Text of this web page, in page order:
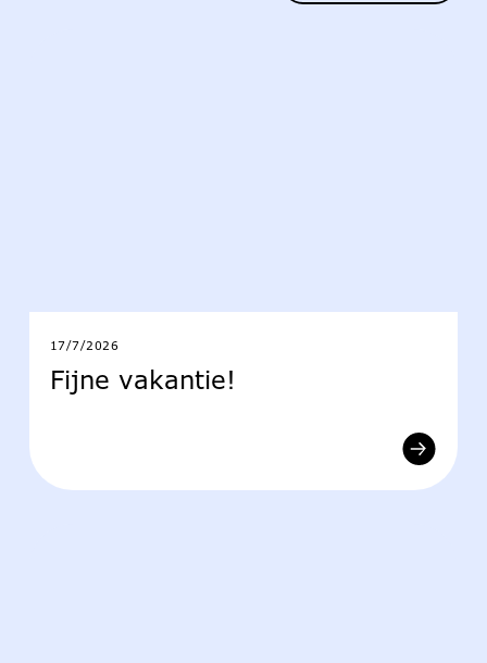
17/7/2026
Fijne vakantie!